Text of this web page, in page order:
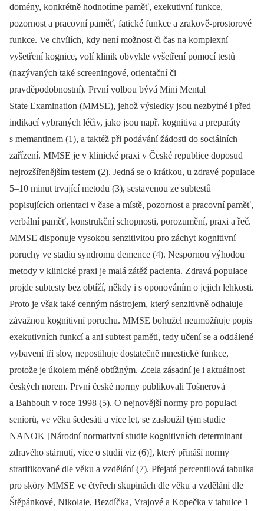
domény, konkrétně hodnotíme paměť, exekutivní funkce,
pozornost a pracovní paměť, fatické funkce a zrakově-prostorové
funkce. Ve chvílích, kdy není možnost či čas na komplexní
vyšetření kognice, volí klinik obvykle vyšetření pomocí testů
(nazývaných také screeningové, orientační či
pravděpodobnostní). První volbou bývá Mini Mental
State Examination (MMSE), jehož výsledky jsou nezbytné i před
indikací vybraných léčiv, jako jsou např. kognitiva a preparáty
s memantinem (1), a taktéž při podávání žádosti do sociálních
zařízení. MMSE je v klinické praxi v České republice doposud
nejrozšířenějším testem (2). Jedná se o krátkou, u zdravé populace
5–10 minut trvající metodu (3), sestavenou ze subtestů
popisujících orientaci v čase a místě, pozornost a pracovní paměť,
verbální paměť, konstrukční schopnosti, porozumění, praxi a řeč.
MMSE disponuje vysokou senzitivitou pro záchyt kognitivní
poruchy ve stadiu syndromu demence (4). Nespornou výhodou
metody v klinické praxi je malá zátěž pacienta. Zdravá populace
projde subtesty bez obtíží, někdy i s oponováním o jejich lehkosti.
Proto je však také cenným nástrojem, který senzitivně odhaluje
závažnou kognitivní poruchu. MMSE bohužel neumožňuje popis
exekutivních funkcí a ani subtest paměti, tedy učení se a oddálené
vybavení tří slov, nepostihuje dostatečně mnestické funkce,
protože je úkolem méně obtížným. Zcela zásadní je i aktuálnost
českých norem. První české normy publikovali Tošnerová
a Bahbouh v roce 1998 (5). O nejnovější normy pro populaci
seniorů, ve věku šedesáti a více let, se zasloužil tým studie
NANOK [Národní normativní studie kognitivních determinant
zdravého stárnutí, více o studii viz (6)], který přináší normy
stratifikované dle věku a vzdělání (7). Přejatá percentilová tabulka
pro skóry MMSE ve čtyřech skupinách dle věku a vzdělání dle
Štěpánkové, Nikolaie, Bezdíčka, Vrajové a Kopečka v tabulce 1